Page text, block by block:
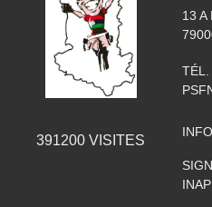
391200 VISITES
13 A
TÉL.